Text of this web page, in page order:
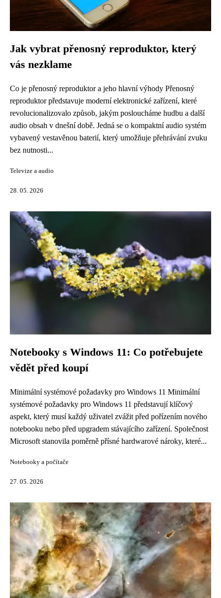
Jak vybrat přenosný reproduktor, který
vás nezklame
Co je přenosný reproduktor a jeho hlavní výhody Přenosný
reproduktor představuje moderní elektronické zařízení, které
revolucionalizovalo způsob, jakým posloucháme hudbu a další
audio obsah v dnešní době. Jedná se o kompaktní audio systém
vybavený vestavěnou baterií, který umožňuje přehrávání zvuku
bez nutnosti...
Televize a audio
28. 05. 2026
Notebooky s Windows 11: Co potřebujete
vědět před koupí
Minimální systémové požadavky pro Windows 11 Minimální
systémové požadavky pro Windows 11 představují klíčový
aspekt, který musí každý uživatel zvážit před pořízením nového
notebooku nebo před upgradem stávajícího zařízení. Společnost
Microsoft stanovila poměrně přísné hardwarové nároky, které...
Notebooky a počítače
27. 05. 2026